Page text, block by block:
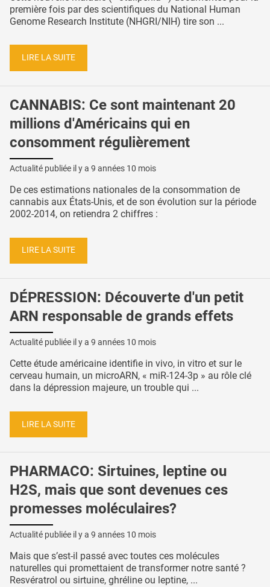
première fois par des scientifiques du National Human
Genome Research Institute (NHGRI/NIH) tire son ...
LIRE LA SUITE
CANNABIS: Ce sont maintenant 20
millions d'Américains qui en
consomment régulièrement
Actualité publiée il y a 9 années 10 mois
De ces estimations nationales de la consommation de
cannabis aux États-Unis, et de son évolution sur la période
2002-2014, on retiendra 2 chiffres :
LIRE LA SUITE
DÉPRESSION: Découverte d'un petit
ARN responsable de grands effets
Actualité publiée il y a 9 années 10 mois
Cette étude américaine identifie in vivo, in vitro et sur le
cerveau humain, un microARN, « miR-124-3p » au rôle clé
dans la dépression majeure, un trouble qui ...
LIRE LA SUITE
PHARMACO: Sirtuines, leptine ou
H2S, mais que sont devenues ces
promesses moléculaires?
Actualité publiée il y a 9 années 10 mois
Mais que s’est-il passé avec toutes ces molécules
naturelles qui promettaient de transformer notre santé ?
Resvératrol ou sirtuine, ghréline ou leptine, ...